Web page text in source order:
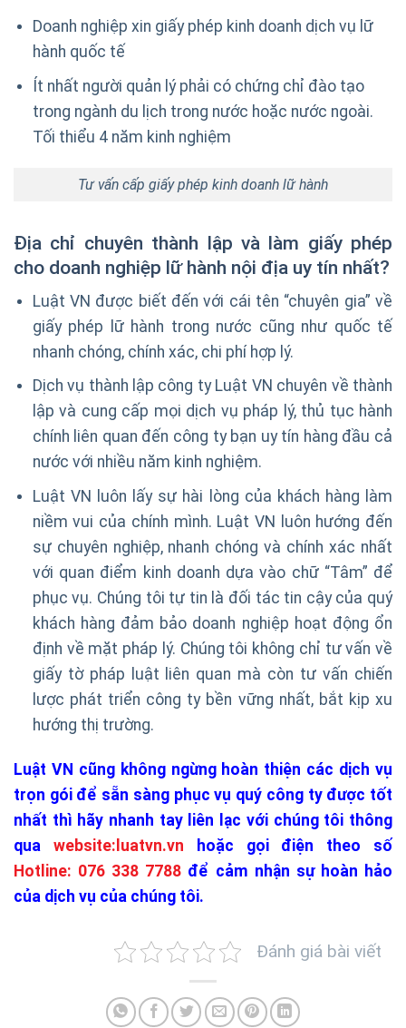
Doanh nghiệp xin giấy phép kinh doanh dịch vụ lữ
hành quốc tế
Ít nhất người quản lý phải có chứng chỉ đào tạo
trong ngành du lịch trong nước hoặc nước ngoài.
Tối thiểu 4 năm kinh nghiệm
Tư vấn cấp giấy phép kinh doanh lữ hành
Địa chỉ chuyên thành lập và làm giấy phép
cho doanh nghiệp lữ hành nội địa uy tín nhất?
Luật VN được biết đến với cái tên “chuyên gia” về
giấy phép lữ hành trong nước cũng như quốc tế
nhanh chóng, chính xác, chi phí hợp lý.
Dịch vụ thành lập công ty Luật VN chuyên về thành
lập và cung cấp mọi dịch vụ pháp lý, thủ tục hành
chính liên quan đến công ty bạn uy tín hàng đầu cả
nước với nhiều năm kinh nghiệm.
Luật VN luôn lấy sự hài lòng của khách hàng làm
niềm vui của chính mình. Luật VN luôn hướng đến
sự chuyên nghiệp, nhanh chóng và chính xác nhất
với quan điểm kinh doanh dựa vào chữ “Tâm” để
phục vụ. Chúng tôi tự tin là đối tác tin cậy của quý
khách hàng đảm bảo doanh nghiệp hoạt động ổn
định về mặt pháp lý. Chúng tôi không chỉ tư vấn về
giấy tờ pháp luật liên quan mà còn tư vấn chiến
lược phát triển công ty bền vững nhất, bắt kịp xu
hướng thị trường.
Luật VN cũng không ngừng hoàn thiện các dịch vụ
trọn gói để sẵn sàng phục vụ quý công ty được tốt
nhất thì hãy nhanh tay liên lạc với chúng tôi thông
qua website:luatvn.vn hoặc gọi điện theo số
Hotline: 076 338 7788 để cảm nhận sự hoàn hảo
của dịch vụ của chúng tôi.
Đánh giá bài viết